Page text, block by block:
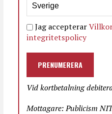
Jag accepterar
integritetspolicy
PRENUMERERA
Vid kortbetalning
Mottagare: Publicism